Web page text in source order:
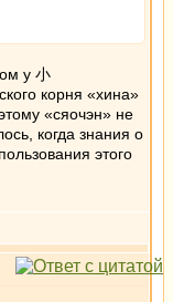
у 小
корня «хина»
«сяочэн» не
когда знания о
этого